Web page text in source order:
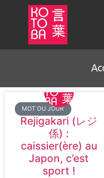
MOT DU JOUR
Rejigakari (レジ
係) :
caissier(ère) au
Japon, c’est
sport !